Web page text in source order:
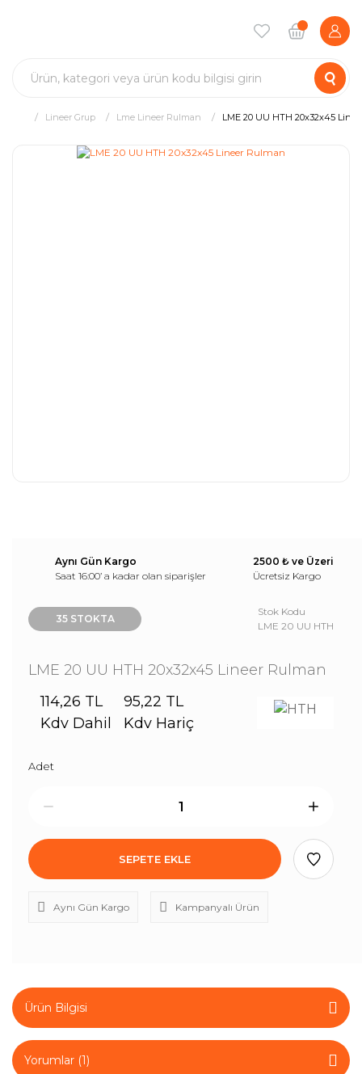
Lineer Grup Lme Lineer Rulman LME 20 UU HTH 20x32x45
Aynı Gün Kargo
Saat 16:00’ a kadar olan siparişler
2500 ₺ ve Üzeri
Ücretsiz Kargo
35 STOKTA
Stok Kodu
LME 20 UU HTH
LME 20 UU HTH 20x32x45 Lineer Rulman
114,26 TL
Kdv Dahil
95,22 TL
Kdv Hariç
Adet
SEPETE EKLE
Aynı Gün Kargo Kampanyalı Ürün
Ürün Bilgisi
Yorumlar (1)